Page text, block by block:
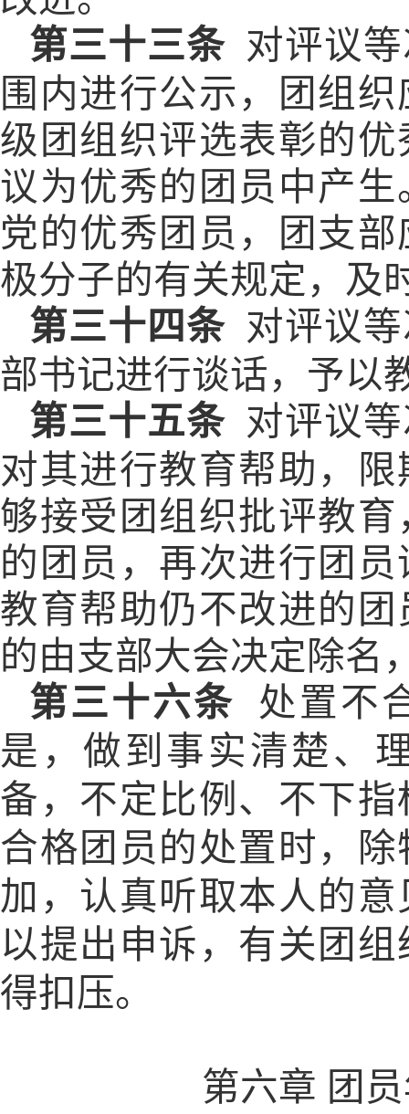
第三十三条 对评议
围内进行公示，团组
级团组织评选表彰的
议为优秀的团员中产
党的优秀团员，团支
极分子的有关规定，及
第三十四条 对评议
部书记进行谈话，予以
第三十五条 对评议
对其进行教育帮助，
够接受团组织批评教
的团员，再次进行团
教育帮助仍不改进的
的由支部大会决定除名
第三十六条
处置不
是，做到事实清楚、
备，不定比例、不下
合格团员的处置时，
加，认真听取本人的
以提出申诉，有关团
得扣压。
第六章 团